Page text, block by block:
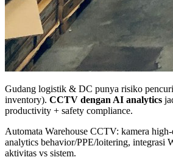
Gudang logistik & DC punya risiko
inventory). CCTV dengan AI analytics
productivity + safety compliance.
Automata Warehouse CCTV: kamera
analytics behavior/PPE/loitering, integrasi
aktivitas vs sistem.